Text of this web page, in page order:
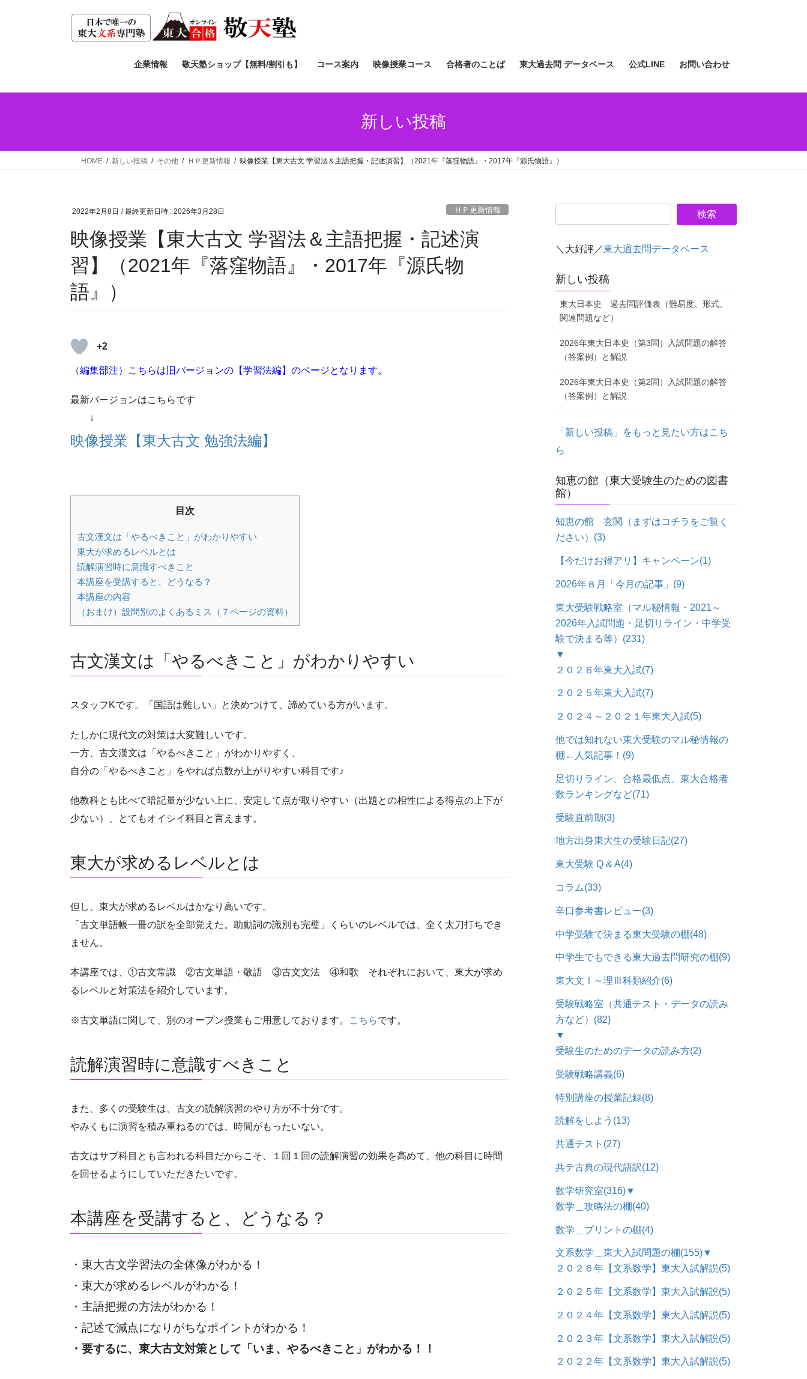
ス
ン
企業情報 敬天塾ショップ【無料/割引も】 コース案内 映像授業コース 合格者のことば 東大過去問 データベース 公式LINE お問い合わせ
新しい投稿
HOME 新しい投稿 その他 ＨＰ更新情報 映像授業【東大古文 学習法＆主語把握・記述演習】（2021年『落窪物語』・2017年『源氏物語』）
2022年2月8日 / 最終更新日時 : 2026年3月28日 ＨＰ更新情報
映像授業【東大古文 学習法＆主語把握・記述演
習】（2021年『落窪物語』・2017年『源氏物
語』）
+2
（編集部注）こちらは旧バージョンの【学習法編】のページとなります。
最新バージョンはこちらです
↓
映像授業【東大古文 勉強法編】
目次
古文漢文は「やるべきこと」がわかりやすい
東大が求めるレベルとは
読解演習時に意識すべきこと
本講座を受講すると、どうなる？
本講座の内容
（おまけ）設問別のよくあるミス（７ページの資料）
古文漢文は「やるべきこと」がわかりやすい
スタッフKです。「国語は難しい」と決めつけて、諦めている方がいます。
たしかに現代文の対策は大変難しいです。
一方、古文漢文は「やるべきこと」がわかりやすく、
自分の「やるべきこと」をやれば点数が上がりやすい科目です♪
他教科とも比べて暗記量が少ない上に、安定して点が取りやすい（出題との相性による得点の上下が
少ない）、とてもオイシイ科目と言えます。
東大が求めるレベルとは
但し、東大が求めるレベルはかなり高いです。
「古文単語帳一冊の訳を全部覚えた。助動詞の識別も完璧」くらいのレベルでは、全く太刀打ちでき
ません。
本講座では、①古文常識 ②古文単語・敬語 ③古文文法 ④和歌 それぞれにおいて、東大が求め
るレベルと対策法を紹介しています。
※古文単語に関して、別のオープン授業もご用意しております。 こちらです。
読解演習時に意識すべきこと
また、多くの受験生は、古文の読解演習のやり方が不十分です。
やみくもに演習を積み重ねるのでは、時間がもったいない。
古文はサブ科目とも言われる科目だからこそ、１回１回の読解演習の効果を高めて、他の科目に時間
を回せるようにしていただきたいです。
本講座を受講すると、どうなる？
・東大古文学習法の全体像がわかる！
・東大が求めるレベルがわかる！
・主語把握の方法がわかる！
・記述で減点になりがちなポイントがわかる！
・要するに、東大古文対策として「いま、やるべきこと」がわかる！！
＼大好評／東大過去問データベース
新しい投稿
東大日本史 過去問評価表（難易度、形式、
関連問題など）
2026年東大日本史（第3問）入試問題の解答
（答案例）と解説
2026年東大日本史（第2問）入試問題の解答
（答案例）と解説
「新しい投稿」をもっと見たい方はこち
ら
知恵の館（東大受験生のための図書
館）
知恵の館 玄関（まずはコチラをご覧く
ださい） (3)
【今だけお得アリ】キャンペーン(1)
2026年８月「今月の記事」 (9)
東大受験戦略室（マル秘情報・2021～
2026年入試問題・足切りライン・中学受
験で決まる等） (231)
▼
２０２６年東大入試(7)
２０２５年東大入試(7)
２０２４～２０２１年東大入試(5)
他では知れない東大受験のマル秘情報の
棚←人気記事！ (9)
足切りライン、合格最低点、東大合格者
数ランキングなど(71)
受験直前期(3)
地方出身東大生の受験日記(27)
東大受験 Q & A(4)
コラム(33)
辛口参考書レビュー(3)
中学受験で決まる東大受験の棚(48)
中学生でもできる東大過去問研究の棚(9)
東大文Ⅰ～理Ⅲ科類紹介(6)
受験戦略室（共通テスト・データの読み
方など） (82)
▼
受験生のためのデータの読み方(2)
受験戦略講義(6)
特別講座の授業記録(8)
読解をしよう (13)
共通テスト (27)
共テ古典の現代語訳(12)
数学研究室(316)▼
数学＿攻略法の棚(40)
数学＿プリントの棚(4)
文系数学＿東大入試問題の棚(155)▼
２０２６年【文系数学】東大入試解説(5)
２０２５年【文系数学】東大入試解説(5)
２０２４年【文系数学】東大入試解説(5)
２０２３年【文系数学】東大入試解説(5)
２０２２年【文系数学】東大入試解説(5)